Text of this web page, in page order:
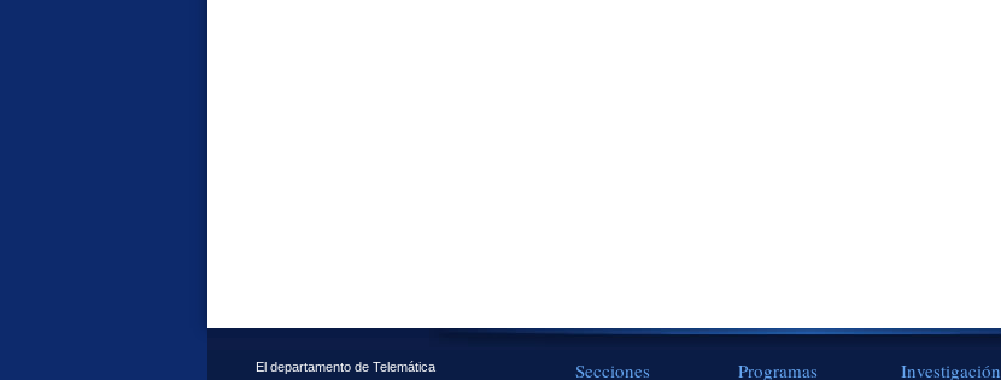
El departamento de Telemática
Secciones Programas Investigación